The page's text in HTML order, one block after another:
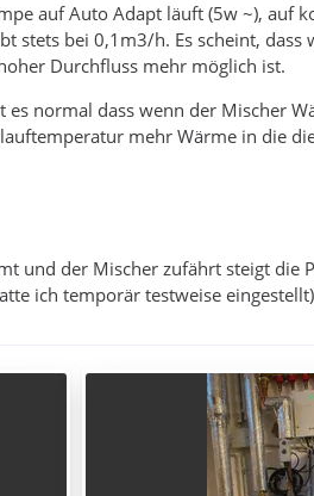
auf Auto Adapt läuft (5w ~), auf
stets bei 0,1m3/h. Es scheint,
Durchfluss mehr möglich ist.
es normal dass wenn der Mischer
mehr Wärme in die
und der Mischer zufährt steigt
ich temporär testweise